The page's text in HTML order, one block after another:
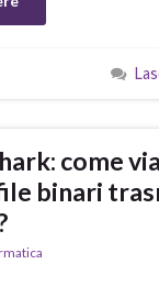
come
binari